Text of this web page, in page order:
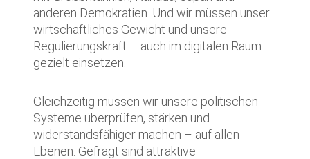
anderen Demokratien. Und wir müssen unser
wirtschaftliches Gewicht und unsere
Regulierungskraft – auch im digitalen Raum –
gezielt einsetzen.
Gleichzeitig müssen wir unsere politischen
Systeme überprüfen, stärken und
widerstandsfähiger machen – auf allen
Ebenen. Gefragt sind attraktive